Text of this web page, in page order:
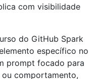
com visibilidade
do GitHub Spark
específico no
prompt focado para
comportamento,